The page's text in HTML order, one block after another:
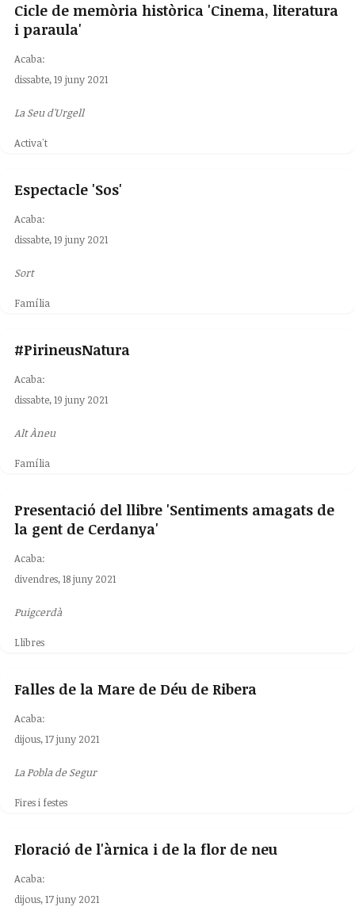
Cicle de memòria històrica 'Cinema, literatura
i paraula'
Acaba:
dissabte, 19 juny 2021
La Seu d'Urgell
Activa't
Espectacle 'Sos'
Acaba:
dissabte, 19 juny 2021
Sort
Família
#PirineusNatura
Acaba:
dissabte, 19 juny 2021
Alt Àneu
Família
Presentació del llibre 'Sentiments amagats de
la gent de Cerdanya'
Acaba:
divendres, 18 juny 2021
Puigcerdà
Llibres
Falles de la Mare de Déu de Ribera
Acaba:
dijous, 17 juny 2021
La Pobla de Segur
Fires i festes
Floració de l'àrnica i de la flor de neu
Acaba:
dijous, 17 juny 2021